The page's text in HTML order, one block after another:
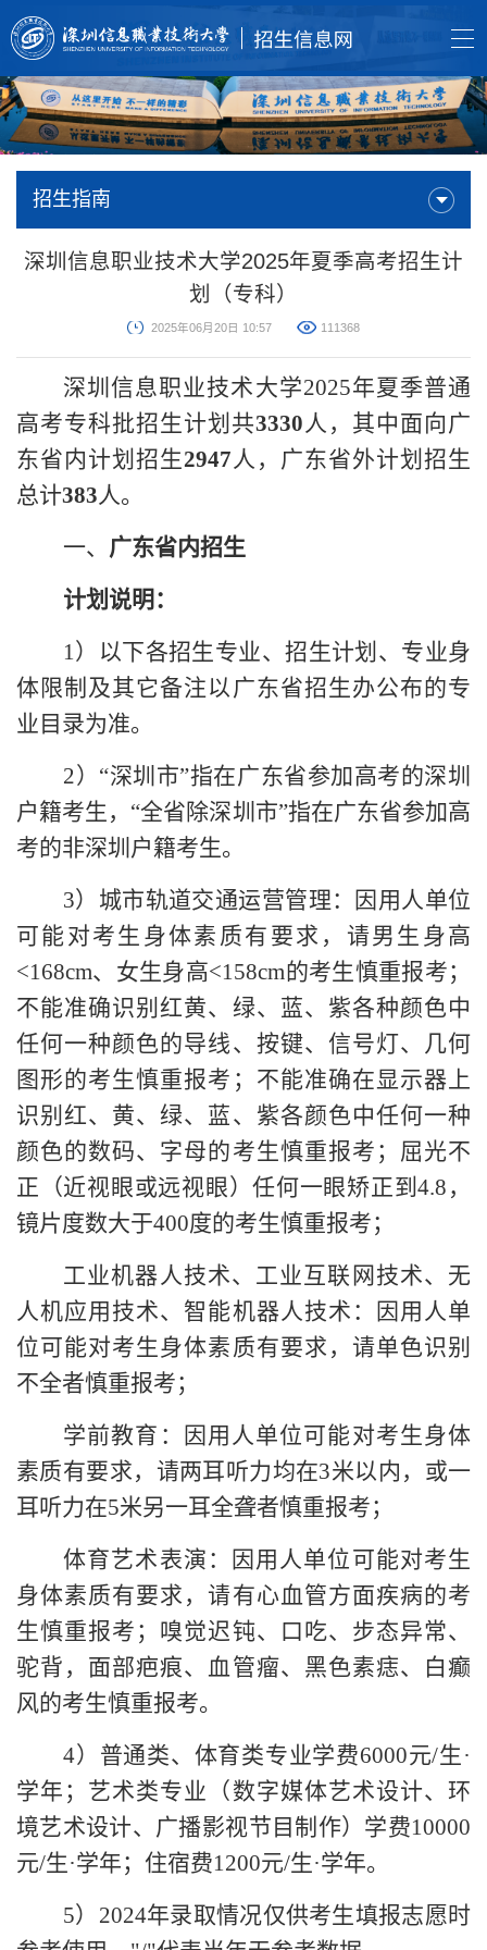
招生指南
深圳信息职业技术大学2025年夏季高考招生计
划（专科）
2025年06月20日 10:57 111368
深圳信息职业技术大学2025年夏季普通
高考专科批招生计划共3330 人，其中面向广
东省内计划招生2947 人，广东省外计划招生
总计383 人。
一、 广东省内招生
计划说明：
1）以下各招生专业、招生计划、专业身
体限制及其它备注以广东省招生办公布的专
业目录为准。
2）“深圳市”指在广东省参加高考的深圳
户籍考生，“全省除深圳市”指在广东省参加高
考的非深圳户籍考生。
3）城市轨道交通运营管理：因用人单位
可能对考生身体素质有要求，请男生身高
<168cm、女生身高<158cm的考生慎重报考；
不能准确识别红黄、绿、蓝、紫各种颜色中
任何一种颜色的导线、按键、信号灯、几何
图形的考生慎重报考；不能准确在显示器上
识别红、黄、绿、蓝、紫各颜色中任何一种
颜色的数码、字母的考生慎重报考；屈光不
正（近视眼或远视眼）任何一眼矫正到4.8，
镜片度数大于400度的考生慎重报考；
工业机器人技术、工业互联网技术、无
人机应用技术、智能机器人技术：因用人单
位可能对考生身体素质有要求，请单色识别
不全者慎重报考；
学前教育：因用人单位可能对考生身体
素质有要求，请两耳听力均在3米以内，或一
耳听力在5米另一耳全聋者慎重报考；
体育艺术表演：因用人单位可能对考生
身体素质有要求，请有心血管方面疾病的考
生慎重报考；嗅觉迟钝、口吃、步态异常、
驼背，面部疤痕、血管瘤、黑色素痣、白癫
风的考生慎重报考。
4） 普通类、体育类专业学费6000元/生·
学年；艺术类专业（数字媒体艺术设计、环
境艺术设计、广播影视节目制作）学费10000
元/生·学年；住宿费1200元/生·学年。
5）2024年录取情况仅供考生填报志愿时